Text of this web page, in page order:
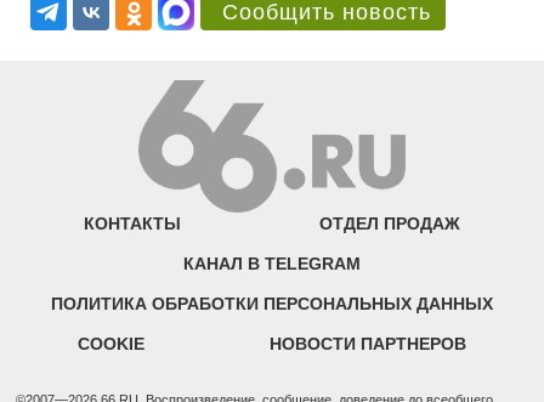
Сообщить новость
КОНТАКТЫ ОТДЕЛ ПРОДАЖ
КАНАЛ В TELEGRAM
ПОЛИТИКА ОБРАБОТКИ ПЕРСОНАЛЬНЫХ ДАННЫХ
COOKIE НОВОСТИ ПАРТНЕРОВ